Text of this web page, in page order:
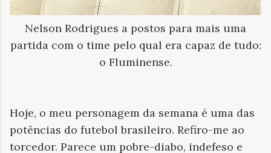
Nelson Rodrigues a postos para mais uma
partida com o time pelo qual era capaz de tudo:
o Fluminense.
Hoje, o meu personagem da semana é uma das
potências do futebol brasileiro. Refiro-me ao
torcedor. Parece um pobre-diabo, indefeso e